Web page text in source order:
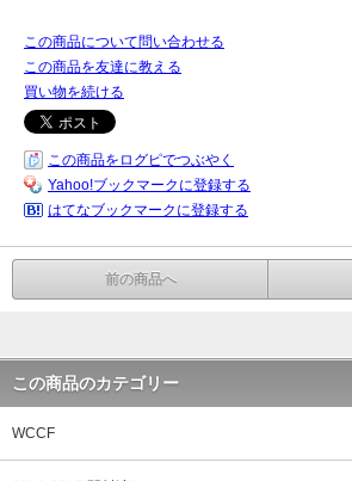
この商品について問い合わせる
この商品を友達に教える
買い物を続ける
この商品をログピでつぶやく
Yahoo!ブックマークに登録する
はてなブックマークに登録する
前の商品へ
この商品のカテゴリー
WCCF